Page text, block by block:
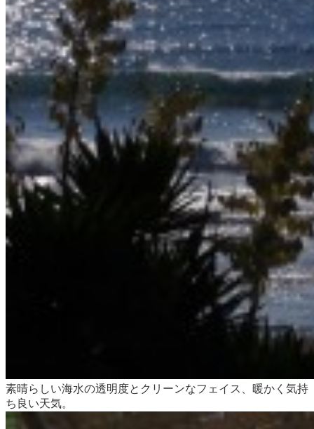
素晴らしい海水の透明度とクリーンなフェイス、暖かく気持
ち良い天気。